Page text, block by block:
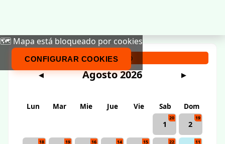
🗺️ Mapa está bloqueado por cookies
CONFIGURAR COOKIES
Calendario
◀ Agosto 2026 ▶
Lun Mar Mie Jue Vie Sab
Dom
1
20
2
19
18 19 16 14 15 22 11